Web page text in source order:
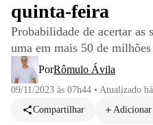
quinta-feira
Probabilidade de acertar as
uma em mais 50 de milhões
PorRômulo Ávila
09/11/2023 às 07h44 • Atualizado
Compartilhar